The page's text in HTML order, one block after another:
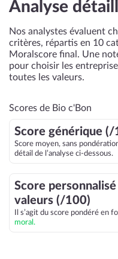
Analyse
Nos analystes évaluent
critères, répartis en 10
Moralscore final. Une
pour choisir les
toutes les valeurs.
Scores de Bio c'Bon
Score générique (/
Score moyen, sans
détail de l’analyse ci-dessous.
Score personnalisé
valeurs (/100)
Il s’agit du score pondéré en
moral.